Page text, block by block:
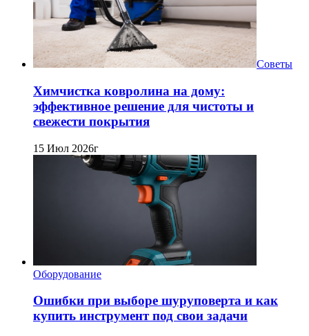
Советы
Химчистка ковролина на дому:
эффективное решение для чистоты и
свежести покрытия
15 Июл 2026г
Оборудование
Ошибки при выборе шуруповерта и как
купить инструмент под свои задачи